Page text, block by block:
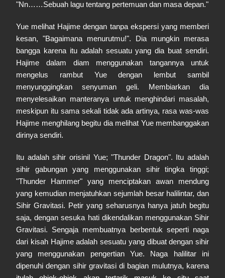
"Nn……Sebuah lagu tentang pertemuan dan masa depan."
Yue melihat Hajime dengan tanpa ekspersi yang memberi
kesan, "Bagaimana menurutmu!". Dia mungkin merasa
bangga karena itu adalah sesuatu yang dia buat sendiri.
Hajime dalam diam menggunakan tangannya untuk
mengelus rambut Yue dengan lembut sambil
menyunggingkan senyuman geli. Membiarkan dia
menyelesaikan manteranya untuk menghindari masalah,
meskipun itu sama sekali tidak ada artinya, rasa was-was
Hajime menghilang begitu dia melihat Yue membanggakan
dirinya sendiri.
Itu adalah sihir orisinil Yue; "Thunder Dragon". Itu adalah
sihir gabungan yang menggunakan sihir tingka tinggi;
"Thunder Hammer" yang menciptakan awan mendung
yang kemudian menjatuhkan sejumlah besar halilintar, dan
Sihir Gravitasi. Petir yang seharusnya hanya jatuh begitu
saja, dengan sesuka hati dikendalikan menggunakan Sihir
Gravitasi. Sengaja membuatnya berbentuk seperti naga
dari kisah Hajime adalah sesuatu yang dibuat dengan sihir
yang menggunakan pengertian Yue. Naga halilitar ini
dipenuhi dengan sihir gravitasi di bagian mulutnya, karena